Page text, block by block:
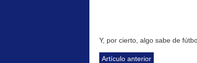
Y, por cierto, algo sabe de
Artículo anterior